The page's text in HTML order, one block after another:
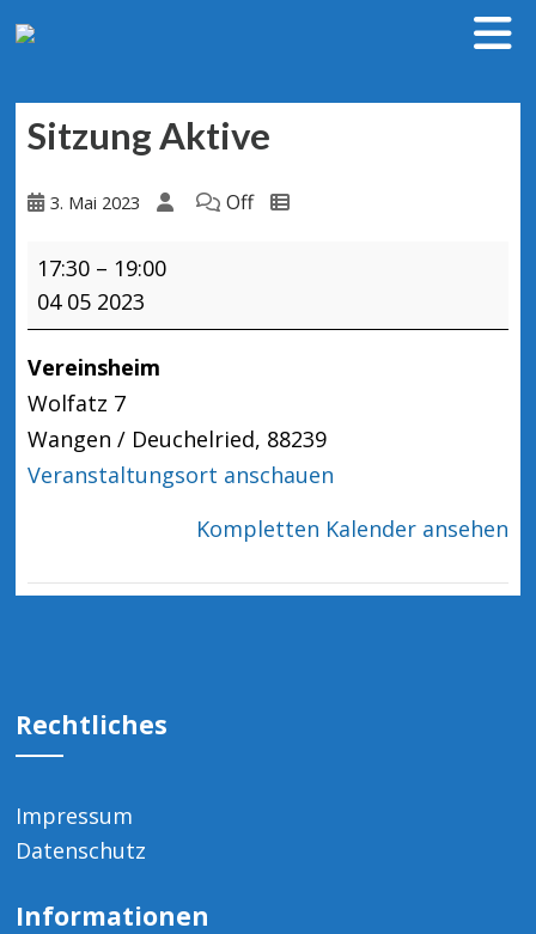
Sitzung Aktive
3. Mai 2023 Off
Sitzung
Aktive
17:30 – 19:00
04 05 2023
Vereinsheim
Wolfatz 7
Wangen / Deuchelried, 88239
Veranstaltungsort anschauen
Kompletten Kalender ansehen
Rechtliches
Impressum
Datenschutz
Informationen